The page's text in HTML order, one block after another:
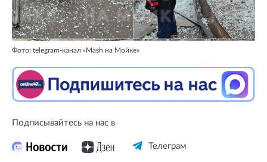
Фото: telegram-канал «Mash на Мойке»
Подписывайтесь на нас в
Телеграм